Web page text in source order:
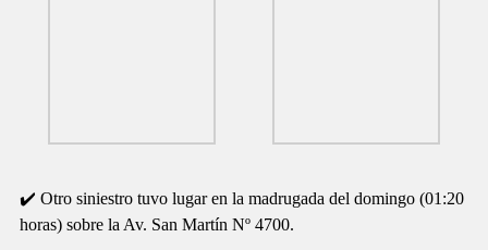
✔️ Otro siniestro tuvo lugar en la madrugada del domingo (01:20
horas) sobre la Av. San Martín Nº 4700.